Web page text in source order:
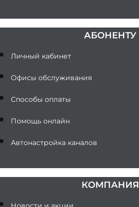
АБОНЕНТУ
Личный кабинет
Офисы обслуживания
Способы оплаты
Помощь онлайн
Автонастройка каналов
КОМПАНИЯ